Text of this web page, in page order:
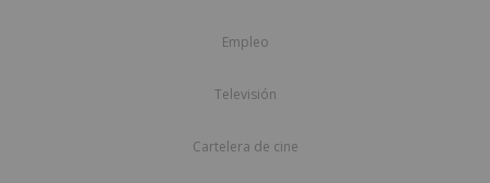
Empleo
Televisión
Cartelera de cine